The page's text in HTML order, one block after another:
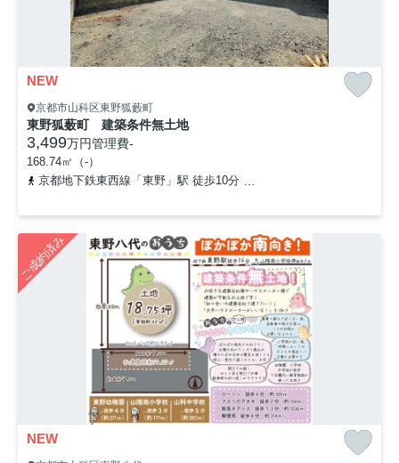
NEW
京都市山科区東野狐藪町
東野狐薮町 建築条件無土地
3,499万円管理費-
168.74㎡（-）
京都地下鉄東西線「東野」駅 徒歩10分
ご成約済み
NEW